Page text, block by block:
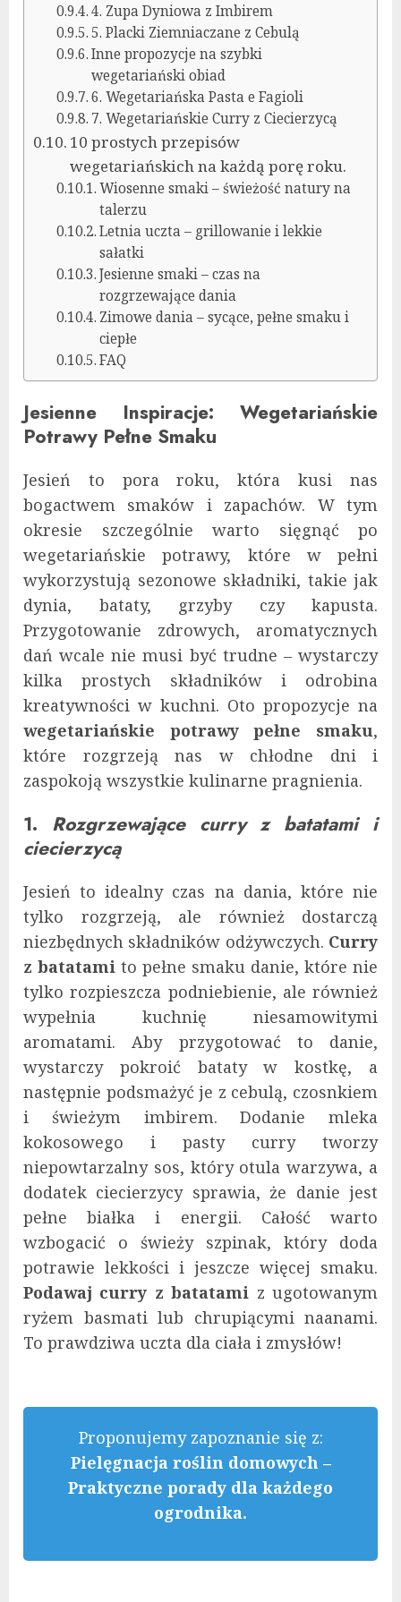
4. Zupa Dyniowa z Imbirem
5. Placki Ziemniaczane z Cebulą
Inne propozycje na szybki
wegetariański obiad
6. Wegetariańska Pasta e Fagioli
7. Wegetariańskie Curry z Ciecierzycą
10 prostych przepisów
wegetariańskich na każdą porę roku.
Wiosenne smaki – świeżość natury na
talerzu
Letnia uczta – grillowanie i lekkie
sałatki
Jesienne smaki – czas na
rozgrzewające dania
Zimowe dania – sycące, pełne smaku i
ciepłe
FAQ
Jesienne Inspiracje: Wegetariańskie
Potrawy Pełne Smaku
Jesień to pora roku, która kusi nas
bogactwem smaków i zapachów. W tym
okresie szczególnie warto sięgnąć po
wegetariańskie potrawy, które w pełni
wykorzystują sezonowe składniki, takie jak
dynia, bataty, grzyby czy kapusta.
Przygotowanie zdrowych, aromatycznych
dań wcale nie musi być trudne – wystarczy
kilka prostych składników i odrobina
kreatywności w kuchni. Oto propozycje na
wegetariańskie potrawy pełne smaku,
które rozgrzeją nas w chłodne dni i
zaspokoją wszystkie kulinarne pragnienia.
1. Rozgrzewające curry z batatami i
ciecierzycą
Jesień to idealny czas na dania, które nie
tylko rozgrzeją, ale również dostarczą
niezbędnych składników odżywczych. Curry
z batatami to pełne smaku danie, które nie
tylko rozpieszcza podniebienie, ale również
wypełnia kuchnię niesamowitymi
aromatami. Aby przygotować to danie,
wystarczy pokroić bataty w kostkę, a
następnie podsmażyć je z cebulą, czosnkiem
i świeżym imbirem. Dodanie mleka
kokosowego i pasty curry tworzy
niepowtarzalny sos, który otula warzywa, a
dodatek ciecierzycy sprawia, że danie jest
pełne białka i energii. Całość warto
wzbogacić o świeży szpinak, który doda
potrawie lekkości i jeszcze więcej smaku.
Podawaj curry z batatami z ugotowanym
ryżem basmati lub chrupiącymi naanami.
To prawdziwa uczta dla ciała i zmysłów!
Proponujemy zapoznanie się z:
Pielęgnacja roślin domowych –
Praktyczne porady dla każdego
ogrodnika.